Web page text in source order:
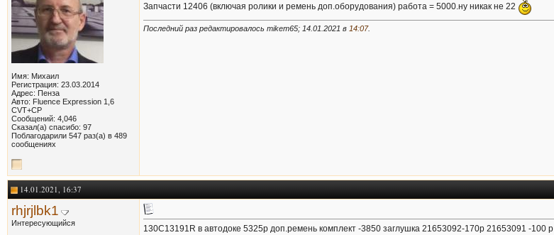
Имя: Михаил
Регистрация: 23.03.2014
Адрес: Пенза
Авто: Fluence Expression 1,6
CVT+СР
Сообщений: 4,046
Сказал(а) спасибо: 97
Поблагодарили 547 раз(а) в 489
сообщениях
Запчасти 12406 (включая ролики и ремень доп.оборудования) работа = 5000.ну никак не 22
Последний раз редактировалось mikem65; 14.01.2021 в 14:07.
14.01.2021, 16:37
rhjrjlbk1
Интересующийся
130C13191R в автодоке 5325р доп.ремень комплект -3850 заглушка 21653092-170р 21653091 -100 р